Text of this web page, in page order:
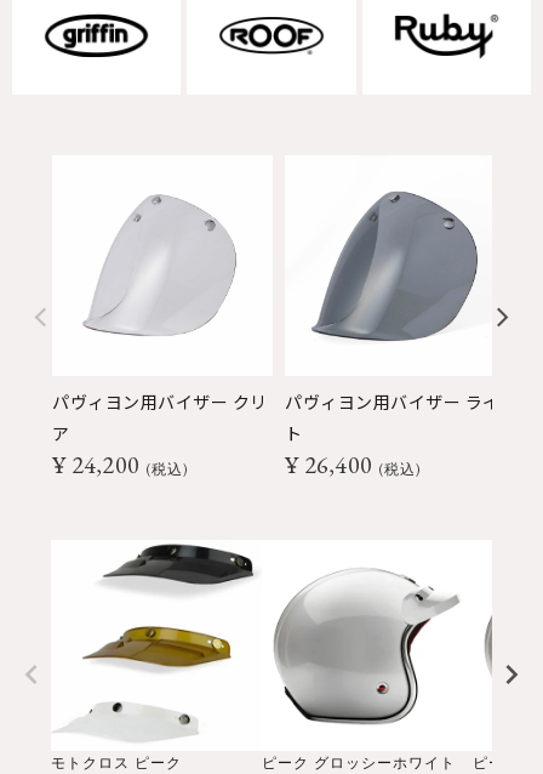
パヴィヨン用バイザー クリ
ア
¥ 24,200 税込
パヴィヨン用バイザー ライ
ト
¥ 26,400 税込
モトクロス ピーク ピーク グロッシーホワイト